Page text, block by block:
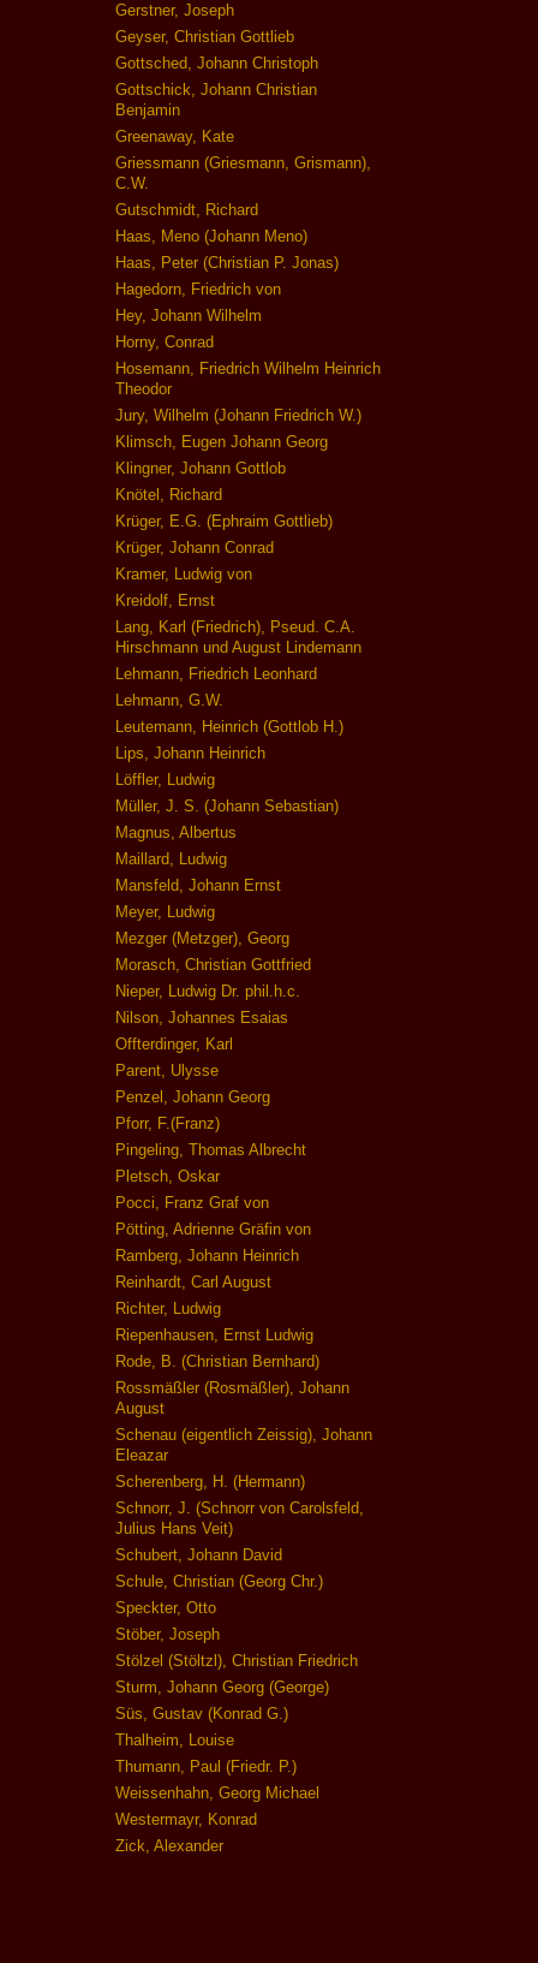
Gerstner, Joseph
Geyser, Christian Gottlieb
Gottsched, Johann Christoph
Gottschick, Johann Christian
Benjamin
Greenaway, Kate
Griessmann (Griesmann, Grismann),
C.W.
Gutschmidt, Richard
Haas, Meno (Johann Meno)
Haas, Peter (Christian P. Jonas)
Hagedorn, Friedrich von
Hey, Johann Wilhelm
Horny, Conrad
Hosemann, Friedrich Wilhelm Heinrich
Theodor
Jury, Wilhelm (Johann Friedrich W.)
Klimsch, Eugen Johann Georg
Klingner, Johann Gottlob
Knötel, Richard
Krüger, E.G. (Ephraim Gottlieb)
Krüger, Johann Conrad
Kramer, Ludwig von
Kreidolf, Ernst
Lang, Karl (Friedrich), Pseud. C.A.
Hirschmann und August Lindemann
Lehmann, Friedrich Leonhard
Lehmann, G.W.
Leutemann, Heinrich (Gottlob H.)
Lips, Johann Heinrich
Löffler, Ludwig
Müller, J. S. (Johann Sebastian)
Magnus, Albertus
Maillard, Ludwig
Mansfeld, Johann Ernst
Meyer, Ludwig
Mezger (Metzger), Georg
Morasch, Christian Gottfried
Nieper, Ludwig Dr. phil.h.c.
Nilson, Johannes Esaias
Offterdinger, Karl
Parent, Ulysse
Penzel, Johann Georg
Pforr, F.(Franz)
Pingeling, Thomas Albrecht
Pletsch, Oskar
Pocci, Franz Graf von
Pötting, Adrienne Gräfin von
Ramberg, Johann Heinrich
Reinhardt, Carl August
Richter, Ludwig
Riepenhausen, Ernst Ludwig
Rode, B. (Christian Bernhard)
Rossmäßler (Rosmäßler), Johann
August
Schenau (eigentlich Zeissig), Johann
Eleazar
Scherenberg, H. (Hermann)
Schnorr, J. (Schnorr von Carolsfeld,
Julius Hans Veit)
Schubert, Johann David
Schule, Christian (Georg Chr.)
Speckter, Otto
Stöber, Joseph
Stölzel (Stöltzl), Christian Friedrich
Sturm, Johann Georg (George)
Süs, Gustav (Konrad G.)
Thalheim, Louise
Thumann, Paul (Friedr. P.)
Weissenhahn, Georg Michael
Westermayr, Konrad
Zick, Alexander